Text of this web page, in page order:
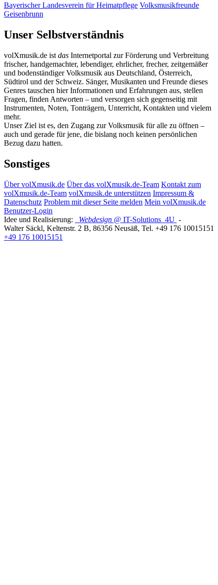
Bayerischer Landesverein für Heimatpflege Volksmusikfreunde
Geisenbrunn
Unser Selbstverständnis
volXmusik.de ist das Internetportal zur Förderung und Verbreitung
frischer, handgemachter, lebendiger, ehrlicher, frecher, zeitgemäßer
und bodenständiger Volksmusik aus Deutschland, Österreich,
Südtirol und der Schweiz. Sänger, Musikanten und Freunde dieses
Genres tauschen hier Informationen und Erfahrungen aus, stellen
Fragen, finden Antworten – und versorgen sich gegenseitig mit
Instrumenten, Noten, Tonträgern, Unterricht, Kontakten und vielem
mehr.
Unser Ziel ist es, den Zugang zur Volksmusik für alle zu öffnen –
auch und gerade für jene, die bislang noch keinen persönlichen
Bezug dazu hatten.
Sonstiges
Über volXmusik.de Über das volXmusik.de-Team Kontakt zum
volXmusik.de-Team volXmusik.de unterstützen Impressum &
Datenschutz Problem mit dieser Seite melden Mein volXmusik.de
Benutzer-Login
Idee und Realisierung:
Webdesign @ IT-Solutions 4U -
Walter Säckl, Keltenstr. 2 B, 86356 Neusäß, Tel. +49 176 10015151
+49 176 10015151